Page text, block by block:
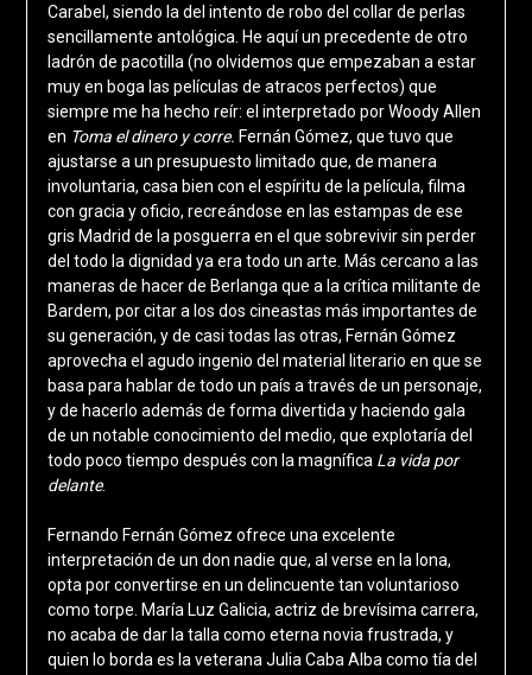
Carabel, siendo la del intento de robo del collar de perlas
sencillamente antológica. He aquí un precedente de otro
ladrón de pacotilla (no olvidemos que empezaban a estar
muy en boga las películas de atracos perfectos) que
siempre me ha hecho reír: el interpretado por Woody Allen
en Toma el dinero y corre. Fernán Gómez, que tuvo que
ajustarse a un presupuesto limitado que, de manera
involuntaria, casa bien con el espíritu de la película, filma
con gracia y oficio, recreándose en las estampas de ese
gris Madrid de la posguerra en el que sobrevivir sin perder
del todo la dignidad ya era todo un arte. Más cercano a las
maneras de hacer de Berlanga que a la crítica militante de
Bardem, por citar a los dos cineastas más importantes de
su generación, y de casi todas las otras, Fernán Gómez
aprovecha el agudo ingenio del material literario en que se
basa para hablar de todo un país a través de un personaje,
y de hacerlo además de forma divertida y haciendo gala
de un notable conocimiento del medio, que explotaría del
todo poco tiempo después con la magnífica La vida por
delante.
Fernando Fernán Gómez ofrece una excelente
interpretación de un don nadie que, al verse en la lona,
opta por convertirse en un delincuente tan voluntarioso
como torpe. María Luz Galicia, actriz de brevísima carrera,
no acaba de dar la talla como eterna novia frustrada, y
quien lo borda es la veterana Julia Caba Alba como tía del